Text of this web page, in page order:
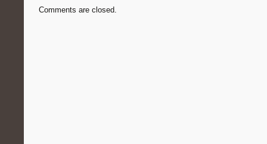
Comments are closed.